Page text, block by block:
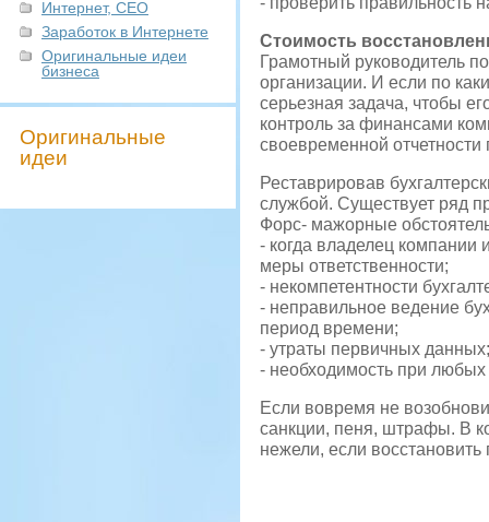
Интернет, СЕО
Заработок в Интернете
Оригинальные идеи
бизнеса
Оригинальные
идеи
Стоимость
Грамотный руководитель
организации. И если по
серьезная задача, чтобы
контроль за финансами
своевременной отчетности
Реставрировав
службой. Существует ряд
Форс- мажорные
- когда владелец компании
меры ответственности;
- некомпетентности
- неправильное ведение
период времени;
- утраты первичных данных;
- необходимость при
Если вовремя не
санкции, пеня, штрафы. В
нежели, если восстановить